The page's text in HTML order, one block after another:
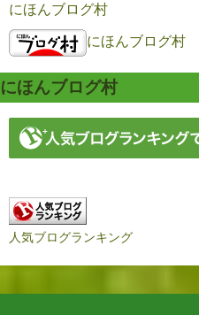
にほんブログ村
にほんブログ村
にほんブログ村
人気ブログランキング